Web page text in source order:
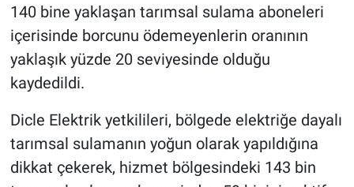
140 bine yaklaşan tarımsal sulama aboneleri
içerisinde borcunu ödemeyenlerin oranının
yaklaşık yüzde 20 seviyesinde olduğu
kaydedildi.
Dicle Elektrik yetkilileri, bölgede elektriğe dayalı
tarımsal sulamanın yoğun olarak yapıldığına
dikkat çekerek, hizmet bölgesindeki 143 bin